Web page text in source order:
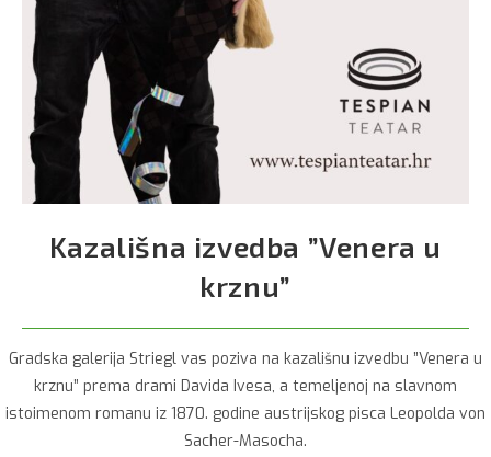
Kazališna izvedba ”Venera u
krznu”
Gradska galerija Striegl vas poziva na kazališnu izvedbu ”Venera u
krznu” prema drami Davida Ivesa, a temeljenoj na slavnom
istoimenom romanu iz 1870. godine austrijskog pisca Leopolda von
Sacher-Masocha.